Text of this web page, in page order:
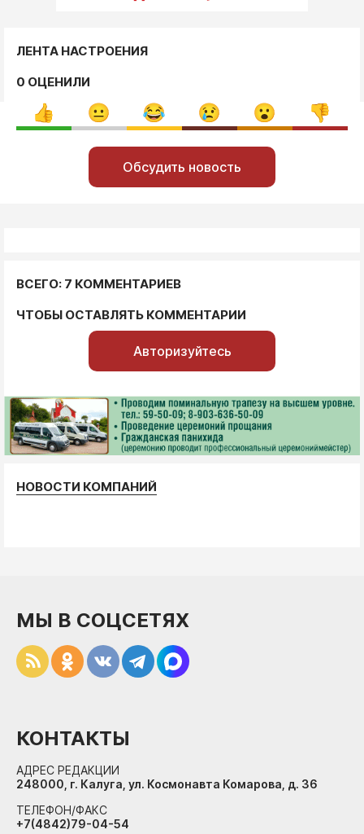
ЛЕНТА НАСТРОЕНИЯ
0 ОЦЕНИЛИ
Обсудить новость
ВСЕГО: 7 КОММЕНТАРИЕВ
ЧТОБЫ ОСТАВЛЯТЬ КОММЕНТАРИИ
Авторизуйтесь
НОВОСТИ КОМПАНИЙ
МЫ В СОЦСЕТЯХ
КОНТАКТЫ
АДРЕС РЕДАКЦИИ
248000, г. Калуга, ул. Космонавта Комарова, д. 36
ТЕЛЕФОН/ФАКС
+7(4842)79-04-54